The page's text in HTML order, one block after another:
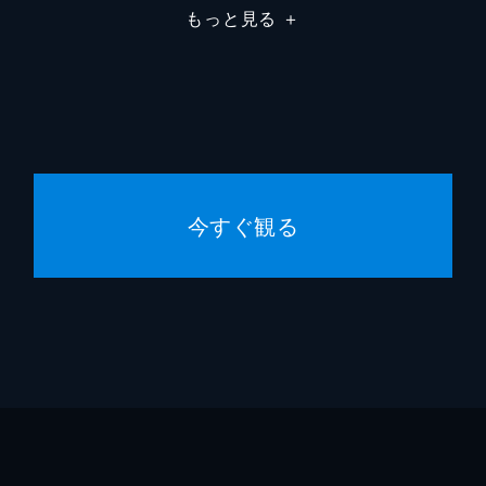
ため、栄澤蘭はリスクを承知で秘密の隔離治療に踏み切る。
する馮明遠に、栄澤蘭は10日間で病を完治させるという軍令
もっと見る ＋
今すぐ観る